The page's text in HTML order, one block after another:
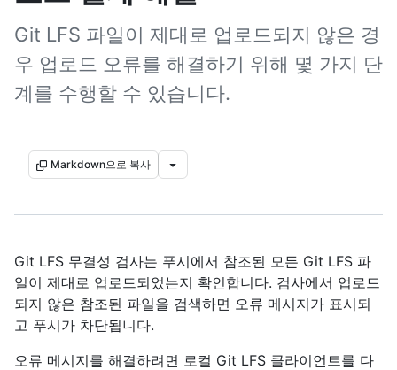
Git LFS 파일이 제대로 업로드되지 않은 경
우 업로드 오류를 해결하기 위해 몇 가지 단
계를 수행할 수 있습니다.
Markdown으로 복사
Git LFS 무결성 검사는 푸시에서 참조된 모든 Git LFS 파
일이 제대로 업로드되었는지 확인합니다. 검사에서 업로드
되지 않은 참조된 파일을 검색하면 오류 메시지가 표시되
고 푸시가 차단됩니다.
오류 메시지를 해결하려면 로컬 Git LFS 클라이언트를 다